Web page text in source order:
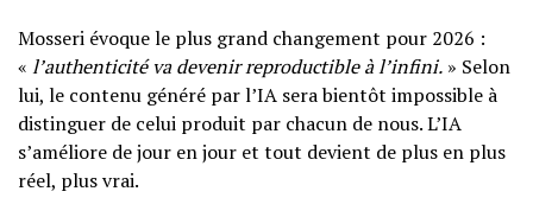
Mosseri évoque le plus grand changement pour 2026 :
« l’authenticité va devenir reproductible à l’infini. » Selon
lui, le contenu généré par l’IA sera bientôt impossible à
distinguer de celui produit par chacun de nous. L’IA
s’améliore de jour en jour et tout devient de plus en plus
réel, plus vrai.